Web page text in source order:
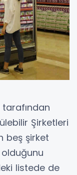
Şirketleri
beş şirket
listede de